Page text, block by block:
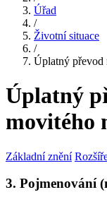
Úřad
/
Životní situace
/
Úplatný
Úplatný
movitého
Základní znění
3. Pojmenování